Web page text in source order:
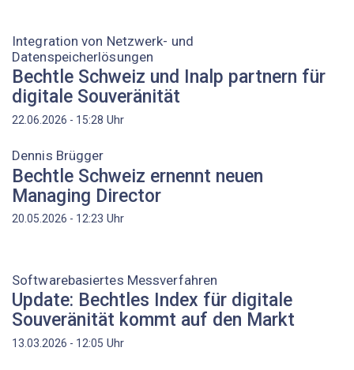
Integration von Netzwerk- und
Datenspeicherlösungen
Bechtle Schweiz und Inalp partnern für
digitale Souveränität
22.06.2026 - 15:28 Uhr
Dennis Brügger
Bechtle Schweiz ernennt neuen
Managing Director
20.05.2026 - 12:23 Uhr
Softwarebasiertes Messverfahren
Update: Bechtles Index für digitale
Souveränität kommt auf den Markt
13.03.2026 - 12:05 Uhr